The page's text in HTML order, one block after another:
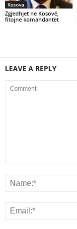
Kosova
Zgjedhjet në Kosovë,
fitojnë komandantët
LEAVE A REPLY